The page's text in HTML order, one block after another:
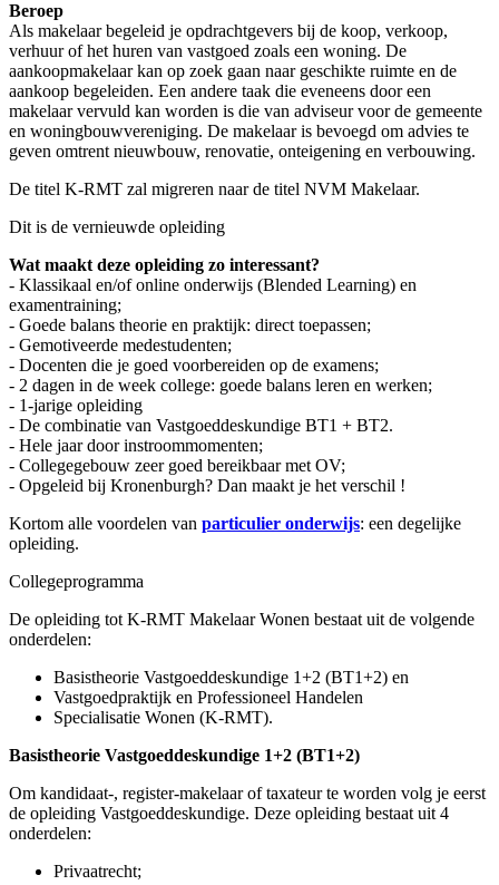
Beroep
Als makelaar begeleid je opdrachtgevers bij de koop, verkoop,
verhuur of het huren van vastgoed zoals een woning. De
aankoopmakelaar kan op zoek gaan naar geschikte ruimte en de
aankoop begeleiden. Een andere taak die eveneens door een
makelaar vervuld kan worden is die van adviseur voor de gemeente
en woningbouwvereniging. De makelaar is bevoegd om advies te
geven omtrent nieuwbouw, renovatie, onteigening en verbouwing.
De titel K-RMT zal migreren naar de titel NVM Makelaar.
Dit is de vernieuwde opleiding
Wat maakt deze opleiding zo interessant?
- Klassikaal en/of online onderwijs (Blended Learning) en
examentraining;
- Goede balans theorie en praktijk: direct toepassen;
- Gemotiveerde medestudenten;
- Docenten die je goed voorbereiden op de examens;
- 2 dagen in de week college: goede balans leren en werken;
- 1-jarige opleiding
- De combinatie van Vastgoeddeskundige BT1 + BT2.
- Hele jaar door instroommomenten;
- Collegegebouw zeer goed bereikbaar met OV;
- Opgeleid bij Kronenburgh? Dan maakt je het verschil !
Kortom alle voordelen van particulier onderwijs: een degelijke
opleiding.
Collegeprogramma
De opleiding tot K-RMT Makelaar Wonen bestaat uit de volgende
onderdelen:
Basistheorie Vastgoeddeskundige 1+2 (BT1+2) en
Vastgoedpraktijk en Professioneel Handelen
Specialisatie Wonen (K-RMT).
Basistheorie Vastgoeddeskundige 1+2 (BT1+2)
Om kandidaat-, register-makelaar of taxateur te worden volg je eerst
de opleiding Vastgoeddeskundige. Deze opleiding bestaat uit 4
onderdelen:
Privaatrecht;